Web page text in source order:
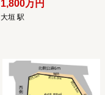
1,800万円
大垣 駅